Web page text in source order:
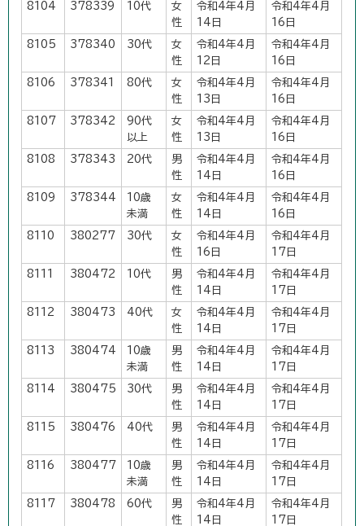
8104 378339 10代
女
性
令和4年4月
14日
令和4年4月
16日
8105 378340 30代
女
性
令和4年4月
12日
令和4年4月
16日
8106 378341 80代
女
性
令和4年4月
13日
令和4年4月
16日
8107 378342
90代
以上
女
性
令和4年4月
13日
令和4年4月
16日
8108 378343 20代
男
性
令和4年4月
14日
令和4年4月
16日
8109 378344
10歳
未満
女
性
令和4年4月
14日
令和4年4月
16日
8110 380277 30代
女
性
令和4年4月
16日
令和4年4月
17日
8111 380472 10代
男
性
令和4年4月
14日
令和4年4月
17日
8112 380473 40代
女
性
令和4年4月
14日
令和4年4月
17日
8113 380474
10歳
未満
男
性
令和4年4月
14日
令和4年4月
17日
8114 380475 30代
男
性
令和4年4月
14日
令和4年4月
17日
8115 380476 40代
男
性
令和4年4月
14日
令和4年4月
17日
8116 380477
10歳
未満
男
性
令和4年4月
14日
令和4年4月
17日
8117 380478 60代
男
性
令和4年4月
14日
令和4年4月
17日